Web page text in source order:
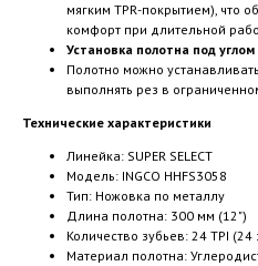
мягким TPR-покрытием), что
комфорт при длительной
Установка полотна под углом
Полотно можно
выполнять рез в
Технические характеристики
Линейка: SUPER SELECT
Модель: INGCO HHFS3058
Тип: Ножовка по металлу
Длина полотна: 300 мм (12")
Количество зубьев: 24 TPI
Материал полотна: